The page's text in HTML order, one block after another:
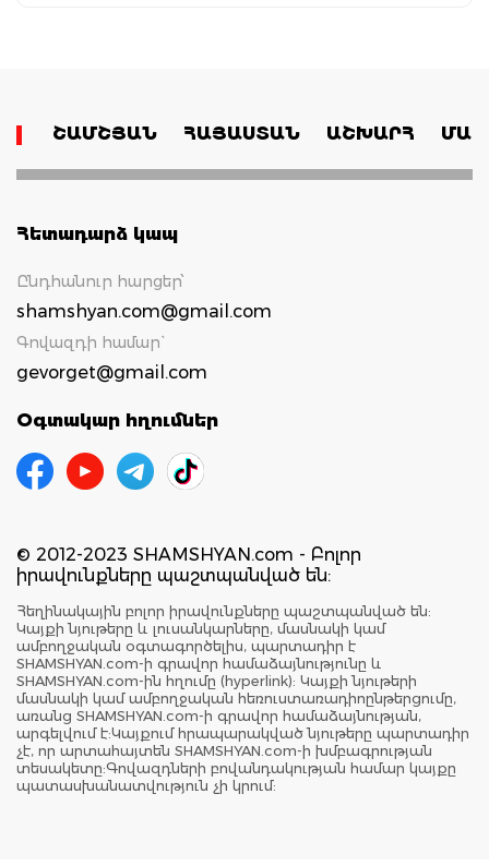
ՇԱՄՇՅԱՆ ՀԱՅԱՍՏԱՆ ԱՇԽԱՐՀ
Հետադարձ կապ
Ընդհանուր հարցեր՝
shamshyan.com@gmail.com
Գովազդի համար`
gevorget@gmail.com
Օգտակար հղումներ
© 2012-2023 SHAMSHYAN.com - Բոլոր
իրավունքները պաշտպանված են:
Հեղինակային բոլոր իրավունքները պաշտպանված են:
Կայքի նյութերը և լուսանկարները, մասնակի կամ
ամբողջական օգտագործելիս, պարտադիր է
SHAMSHYAN.com-ի գրավոր համաձայնությունը և
SHAMSHYAN.com-ին հղումը (hyperlink): Կայքի նյութերի
մասնակի կամ ամբողջական հեռուստառադիոընթերցումը,
առանց SHAMSHYAN.com-ի գրավոր համաձայնության,
արգելվում է:Կայքում հրապարակված նյութերը պարտադիր
չէ, որ արտահայտեն SHAMSHYAN.com-ի խմբագրության
տեսակետը:Գովազդների բովանդակության համար կայքը
պատասխանատվություն չի կրում: